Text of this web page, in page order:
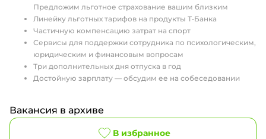
Предложим льготное страхование вашим близким
Линейку льготных тарифов на продукты Т‑Банка
Частичную компенсацию затрат на спорт
Сервисы для поддержки сотрудника по психологическим,
юридическим и финансовым вопросам
Три дополнительных дня отпуска в год
Достойную зарплату — обсудим ее на собеседовании
Вакансия в архиве
В избранное